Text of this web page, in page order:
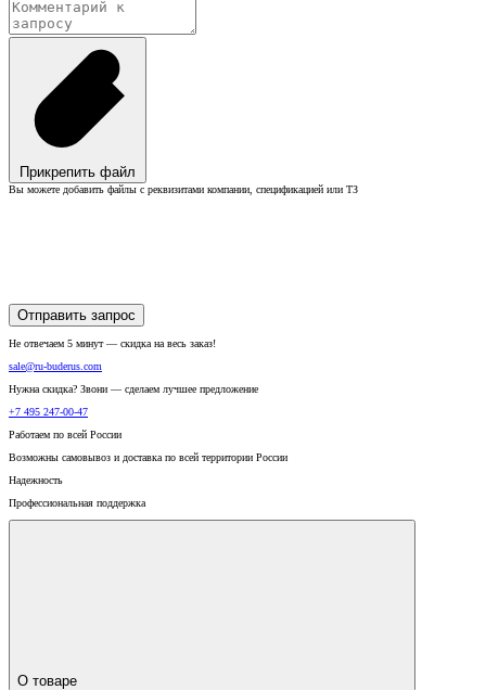
Прикрепить файл
Вы можете добавить файлы с реквизитами компании, спецификацией или ТЗ
Отправить запрос
Не отвечаем 5 минут — скидка на весь заказ!
sale@ru-buderus.com
Нужна скидка? Звони — сделаем лучшее предложение
+7 495 247-00-47
Работаем по всей России
Возможны самовывоз и доставка по всей территории России
Надежность
Профессиональная поддержка
О товаре